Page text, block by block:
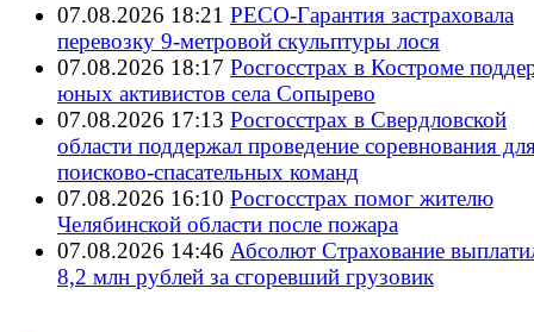
07.08.2026 18:21 РЕСО-Гарантия застраховала
перевозку 9-метровой скульптуры лося
07.08.2026 18:17 Росгосстрах в Костроме
юных активистов села Сопырево
07.08.2026 17:13 Росгосстрах в Свердловской
области поддержал проведение соревнования
поисково‑спасательных команд
07.08.2026 16:10 Росгосстрах помог жителю
Челябинской области после пожара
07.08.2026 14:46 Абсолют Страхование
8,2 млн рублей за сгоревший грузовик